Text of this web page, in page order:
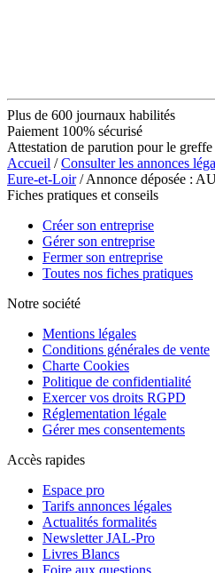
Plus de 600 journaux habilités
Paiement 100% sécurisé
Attestation de parution pour le
Accueil /Consulter les annonces
Eure-et-Loir/ Annonce déposée :
Fiches pratiques et conseils
Créer son entreprise
Gérer son entreprise
Fermer son entreprise
Toutes nos fiches pratiques
Notre société
Mentions légales
Conditions générales de vente
Charte Cookies
Politique de confidentialité
Exercer vos droits RGPD
Réglementation légale
Gérer mes consentements
Accès rapides
Espace pro
Tarifs annonces légales
Actualités formalités
Newsletter JAL-Pro
Livres Blancs
Foire aux questions